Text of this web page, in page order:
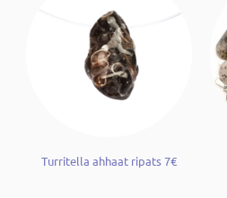
Turritella ahhaat ripats 7€